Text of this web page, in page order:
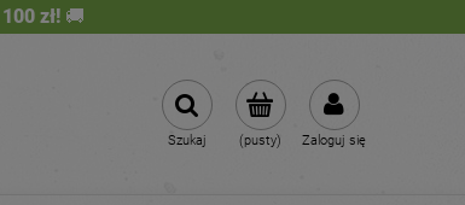
100 zł!🚚
(pusty) Zaloguj się
Szukaj